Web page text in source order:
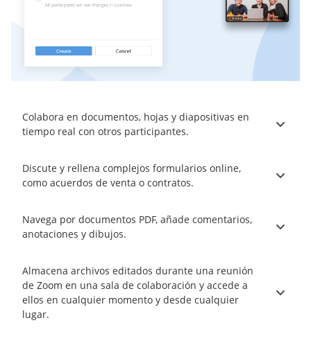
Colabora en documentos, hojas y diapositivas en
tiempo real con otros participantes.
Discute y rellena complejos formularios online,
como acuerdos de venta o contratos.
Navega por documentos PDF, añade comentarios,
anotaciones y dibujos.
Almacena archivos editados durante una reunión
de Zoom en una sala de colaboración y accede a
ellos en cualquier momento y desde cualquier
lugar.